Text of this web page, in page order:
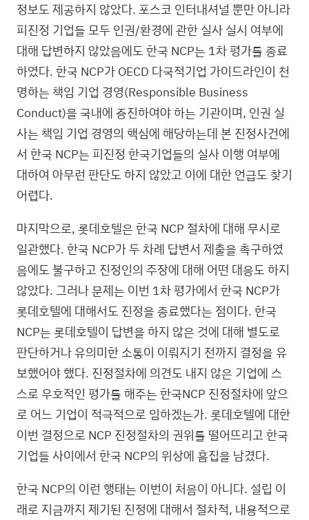
정보도 제공하지 않았다. 포스코 인터내셔널 뿐만 아니라
피진정 기업들 모두 인권/환경에 관한 실사 실시 여부에
대해 답변하지 않았음에도 한국 NCP는 1차 평가를 종료
하였다. 한국 NCP가 OECD 다국적기업 가이드라인이 천
명하는 책임 기업 경영(Responsible Business
Conduct)을 국내에 증진하여야 하는 기관이며, 인권 실
사는 책임 기업 경영의 핵심에 해당하는데 본 진정사건에
서 한국 NCP는 피진정 한국기업들의 실사 이행 여부에
대하여 아무런 판단도 하지 않았고 이에 대한 언급도 찾기
어렵다.
마지막으로, 롯데호텔은 한국 NCP 절차에 대해 무시로
일관했다. 한국 NCP가 두 차례 답변서 제출을 촉구하였
음에도 불구하고 진정인의 주장에 대해 어떤 대응도 하지
않았다. 그러나 문제는 이번 1차 평가에서 한국 NCP가
롯데호텔에 대해서도 진정을 종료했다는 점이다. 한국
NCP는 롯데호텔이 답변을 하지 않은 것에 대해 별도로
판단하거나 유의미한 소통이 이뤄지기 전까지 결정을 유
보했어야 했다. 진정절차에 의견도 내지 않은 기업에 스
스로 우호적인 평가를 해주는 한국NCP 진정절차에 앞으
로 어느 기업이 적극적으로 임하겠는가. 롯데호텔에 대한
이번 결정으로 NCP 진정절차의 권위를 떨어뜨리고 한국
기업들 사이에서 한국 NCP의 위상에 흠집을 남겼다.
한국 NCP의 이런 행태는 이번이 처음이 아니다. 설립 이
래로 지금까지 제기된 진정에 대해서 절차적, 내용적으로